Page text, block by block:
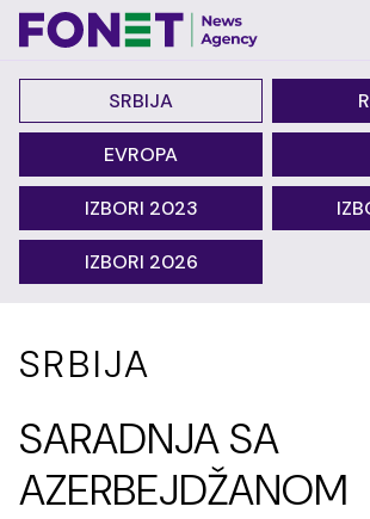
SRBIJA
EVROPA
IZBORI 2023
IZBORI 2026
SRBIJA
SARADNJA SA
AZERBEJDŽANOM